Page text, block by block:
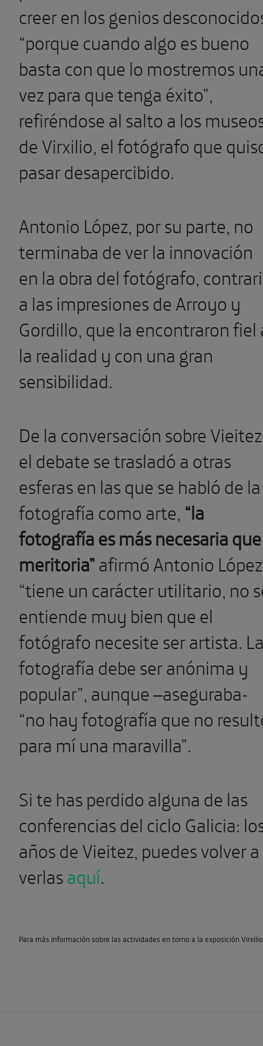
creer en los genios
“porque cuando algo es bueno
basta con que lo mostremos
vez para que tenga éxito”,
refiréndose al salto a los
de Virxilio, el fotógrafo que
pasar desapercibido.
Antonio López, por su parte, no
terminaba de ver la innovación
en la obra del fotógrafo,
a las impresiones de Arroyo y
Gordillo, que la encontraron fiel
la realidad y con una gran
sensibilidad.
De la conversación sobre Vieitez
el debate se trasladó a otras
esferas en las que se habló de la
fotografía como arte, “la
fotografía es más necesaria que
meritoria”afirmó Antonio
“tiene un carácter utilitario, no
entiende muy bien que el
fotógrafo necesite ser artista.
fotografía debe ser anónima y
popular”, aunque –aseguraba-
“no hay fotografía que no
para mí una maravilla”.
Si te has perdido alguna de las
conferencias del ciclo Galicia:
años de Vieitez, puedes volver a
verlasaquí.
Para más información sobre las actividades en torno a la exposición